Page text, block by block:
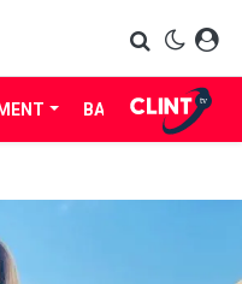
BABES LIFE